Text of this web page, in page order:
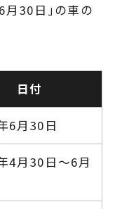
月30日」の車の
日付
6月30日
4月30日〜6月